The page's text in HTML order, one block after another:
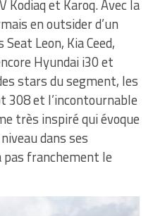
Kodiaq et Karoq. Avec la
en outsider d’un
Leon, Kia Ceed,
Hyundai i30 et
stars du segment, les
308 et l’incontournable
très inspiré qui évoque
dans ses
pas franchement le